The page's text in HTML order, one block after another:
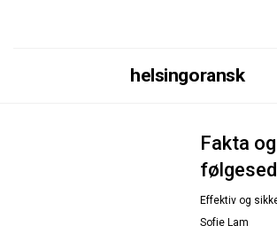
helsingoransk
Fakta
Effektiv og
Sofie Lam